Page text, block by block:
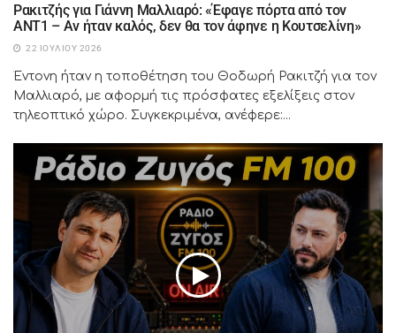
Ρακιτζής για Γιάννη Μαλλιαρό: «Έφαγε πόρτα από τον
ΑΝΤ1 – Αν ήταν καλός, δεν θα τον άφηνε η Κουτσελίνη»
22 ΙΟΥΛΊΟΥ 2026
Έντονη ήταν η τοποθέτηση του Θοδωρή Ρακιτζή για τον
Μαλλιαρό, με αφορμή τις πρόσφατες εξελίξεις στον
τηλεοπτικό χώρο. Συγκεκριμένα, ανέφερε:...